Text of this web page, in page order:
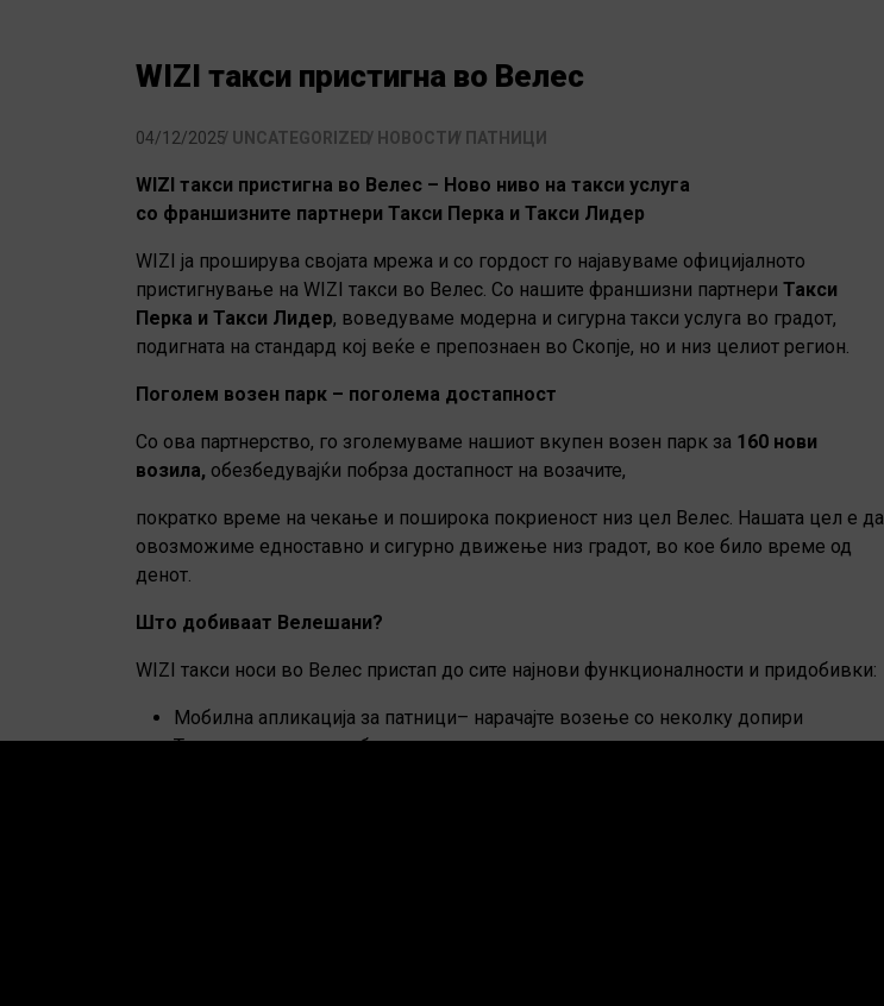
WIZI такси пристигнa во Велес
04/12/2025 UNCATEGORIZED НОВОСТИ ПАТНИЦИ
WIZI такси пристигнa во Велес – Ново ниво на такси услуга
со франшизните партнери Такси Перка и Такси Лидер
WIZI ја проширува својата мрежа и со гордост го најавуваме официјалното
пристигнување на WIZI такси во Велес. Со нашите франшизни партнери Такси
Перка и Такси Лидер, воведуваме модерна и сигурна такси услуга во градот,
подигната на стандард кој веќе е препознаен во Скопje, но и низ целиот регион.
Поголем возен парк – поголема достапност
Со ова партнерство, го зголемуваме нашиот вкупен возен парк за 160 нови
возила, обезбедувајќи побрза достапност на возачите,
пократко време на чекање и поширока покриеност низ цел Велес. Нашата цел е да
овозможиме едноставно и сигурно движење низ градот, во кое било време од
денот.
Што добиваат Велешани?
WIZI такси носи во Велес пристап до сите најнови функционалности и придобивки:
Мобилна апликација за патници– нарачајте возење со неколку допири
Транспарентни цени без скриени трошоци